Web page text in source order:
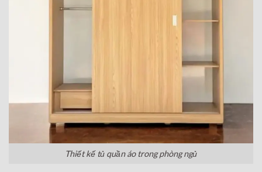
Thiết kế tủ quần áo trong phòng ngủ